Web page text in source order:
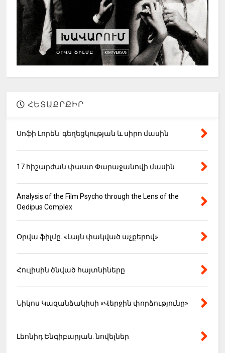
ՀԵՏԱՔՐՔԻՐ
Սոֆի Լորեն. գեղեցկության և սիրո մասին
17 հիշարժան փաստ Փարաջանովի մասին
Analysis of the Film Psycho through the Lens of the
Oedipus Complex
Օրվա ֆիլմը. «Լայն փակված աչքերով»
Հուլիսին ծնված հայտնիները
Նիկոս Կազանձակիսի «Վերջին փորձությունը»
Լեոնիդ Ենգիբարյան. նովելներ